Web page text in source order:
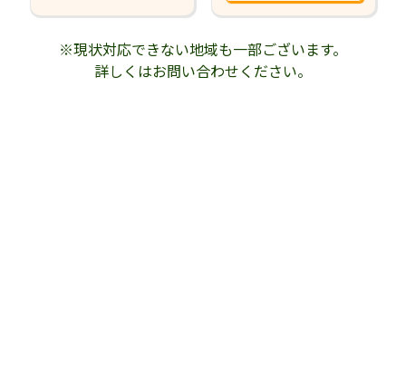
※現状対応できない地域も一部ございます。
詳しくはお問い合わせください。